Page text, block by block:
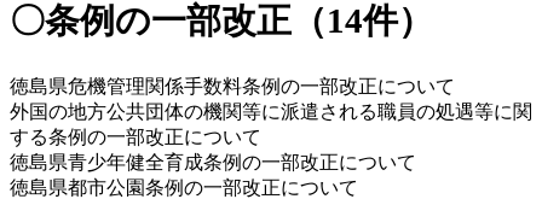
〇条例の一部改正（14件）
徳島県危機管理関係手数料条例の一部改正について
外国の地方公共団体の機関等に派遣される職員の処遇等に関
する条例の一部改正について
徳島県青少年健全育成条例の一部改正について
徳島県都市公園条例の一部改正について